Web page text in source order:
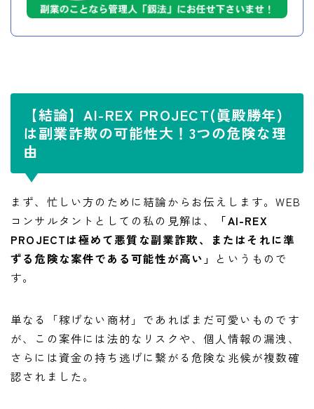
【結論】AI-REX PROJECT(眞殿勝年)
は副業詐欺の可能性大！3つの危険な理
由
まず、忙しい方のために結論からお伝えします。WEB
コンサルタントとしての私の見解は、
「AI-REX
PROJECTは極めて悪質な副業詐欺、またはそれに準
ずる危険な案件である可能性が高い」
というもので
す。
単なる「稼げない商材」であればまだ可愛いものです
が、この案件には法的なリスクや、個人情報の漏洩、
さらには資金の持ち逃げに繋がる危険な兆候が複数確
認されました。